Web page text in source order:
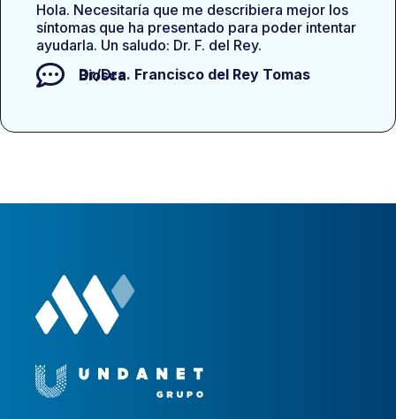
Hola. Necesitaría que me describiera mejor los
síntomas que ha presentado para poder intentar
ayudarla. Un saludo: Dr. F. del Rey.
Dr/Dra.
Francisco del Rey Tomas Biosca